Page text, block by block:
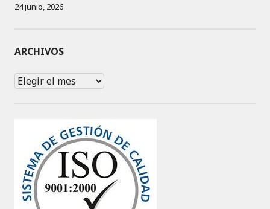
24 junio, 2026
ARCHIVOS
Archivos